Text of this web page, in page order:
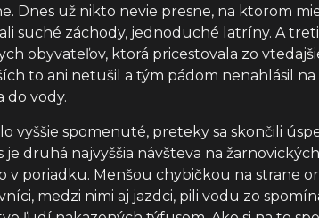
Dnes už nikto nevie presne, na ktorom
suché záchody, jednoduché latríny. A
obyvateľov, ktorá pricestovala zo
to ani netušil a tým pádom nenahlásil
do vody.
vyššie spomenuté, preteky sa skončili
je druhá najvyššia návšteva na
v poriadku. Menšou chybičkou na strane
medzi nimi aj jazdci, pili vodu zo